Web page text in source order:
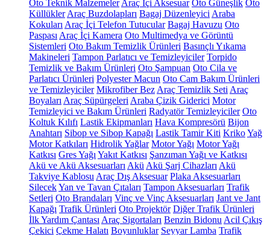
Oto Teknik Malzemeler Araç İçi Aksesuar Oto Güneşlik Oto
Küllükler Araç Buzdolapları Bagaj Düzenleyici Araba
Kokuları Araç İçi Telefon Tutucular Bagaj Havuzu Oto
Paspası Araç İçi Kamera Oto Multimedya ve Görüntü
Sistemleri Oto Bakım Temizlik Ürünleri Basınçlı Yıkama
Makineleri Tampon Parlatıcı ve Temizleyiciler Torpido
Temizlik ve Bakım Ürünleri Oto Şampuan Oto Cila ve
Parlatıcı Ürünleri Polyester Macun Oto Cam Bakım Ürünleri
ve Temizleyiciler Mikrofiber Bez Araç Temizlik Seti Araç
Boyaları Araç Süpürgeleri Araba Çizik Giderici Motor
Temizleyici ve Bakım Ürünleri Radyatör Temizleyiciler Oto
Koltuk Kılıfı Lastik Ekipmanları Hava Kompresörü Bijon
Anahtarı Sibop ve Sibop Kapağı Lastik Tamir Kiti KrikoYağ
Motor Katkıları Hidrolik Yağlar Motor Yağı Motor Yağı
Katkısı Gres Yağı Yakıt Katkısı Şanzıman Yağı ve Katkısı
Akü ve Akü Aksesuarları Akü Akü Şarj Cihazları Akü
Takviye Kablosu Araç Dış Aksesuar Plaka Aksesuarları
SilecekYan ve Tavan Çıtaları Tampon Aksesuarları Trafik
Setleri Oto Brandaları Vinç ve Vinç Aksesuarları Jant ve Jant
Kapağı Trafik Ürünleri Oto Projektör Diğer Trafik Ürünleri
İlk Yardım Çantası Araç Sigortaları Benzin Bidonu Acil Çıkış
Çekici Çekme Halatı Boyunluklar Seyyar Lamba Trafik